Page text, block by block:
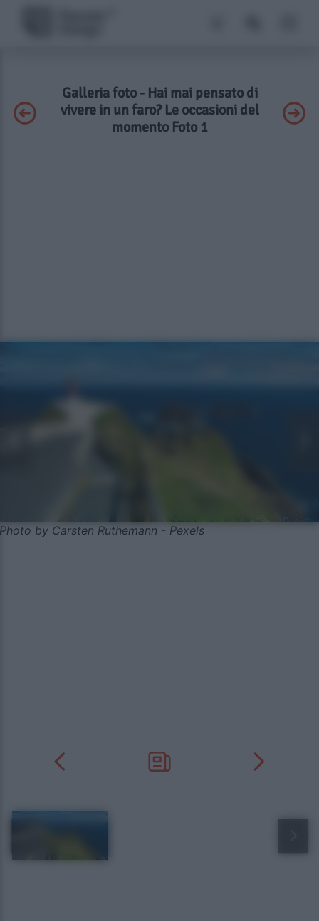
Galleria foto - Hai mai pensato di
vivere in un faro? Le occasioni del
momento Foto 1
Photo by Carsten Ruthemann - Pexels